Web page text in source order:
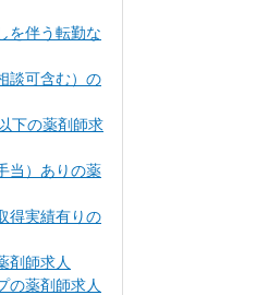
を伴う転勤な
談可含む）の
下の薬剤師求
当）ありの薬
得実績有りの
剤師求人
の薬剤師求人